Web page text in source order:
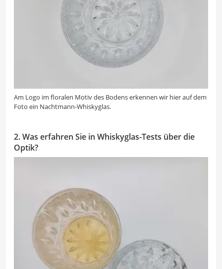
Am Logo im floralen Motiv des Bodens erkennen wir hier auf dem
Foto ein Nachtmann-Whiskyglas.
2. Was erfahren Sie in Whiskyglas-Tests über die
Optik?